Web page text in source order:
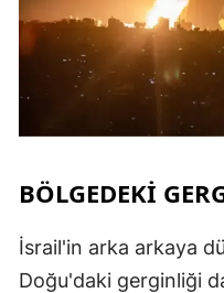
BÖLGEDEKI
İsrail'in arka arkaya
Doğu'daki gerginliği